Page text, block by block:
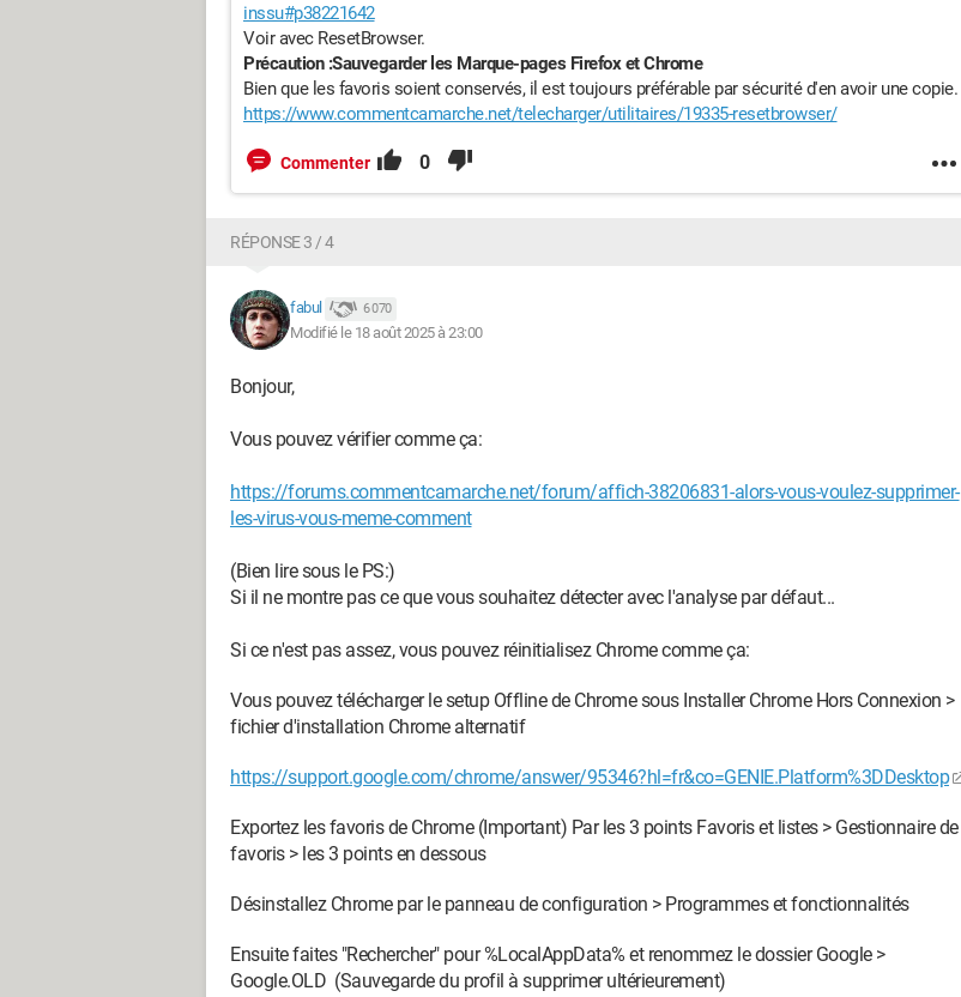
inssu#p38221642
Voir avec ResetBrowser.
Précaution :Sauvegarder les Marque-pages Firefox et Chrome
Bien que les favoris soient conservés, il est toujours préférable par sécurité d'en avoir une copie.
https://www.commentcamarche.net/telecharger/utilitaires/19335-resetbrowser/
Commenter 0
RÉPONSE 3 / 4
fabul 6 070
Modifié le 18 août 2025 à 23:00
Bonjour,
Vous pouvez vérifier comme ça:
https://forums.commentcamarche.net/forum/affich-38206831-alors-vous-voulez-supprimer-
les-virus-vous-meme-comment
(Bien lire sous le PS:)
Si il ne montre pas ce que vous souhaitez détecter avec l'analyse par défaut...
Si ce n'est pas assez, vous pouvez réinitialisez Chrome comme ça:
Vous pouvez télécharger le setup Offline de Chrome sous Installer Chrome Hors Connexion >
fichier d'installation Chrome alternatif
https://support.google.com/chrome/answer/95346?hl=fr&co=GENIE.Platform%3DDesktop
Exportez les favoris de Chrome (Important) Par les 3 points Favoris et listes > Gestionnaire de
favoris > les 3 points en dessous
Désinstallez Chrome par le panneau de configuration > Programmes et fonctionnalités
Ensuite faites "Rechercher" pour %LocalAppData% et renommez le dossier Google >
Google.OLD (Sauvegarde du profil à supprimer ultérieurement)